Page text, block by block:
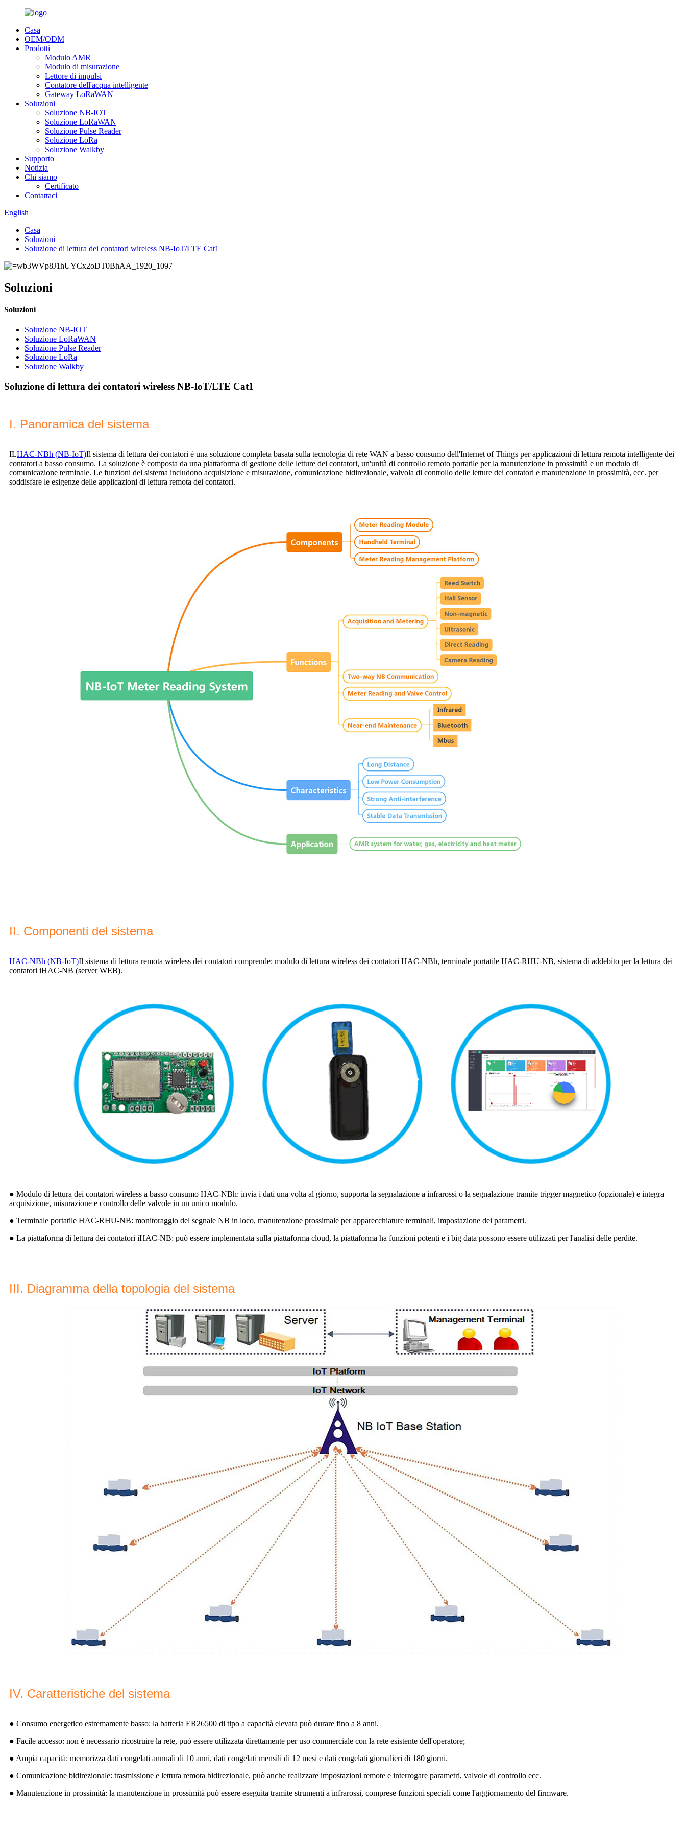
Casa
OEM/ODM
Prodotti
Modulo AMR
Modulo di misurazione
Lettore di impulsi
Contatore dell'acqua intelligente
Gateway LoRaWAN
Soluzioni
Soluzione NB-IOT
Soluzione LoRaWAN
Soluzione Pulse Reader
Soluzione LoRa
Soluzione Walkby
Supporto
Notizia
Chi siamo
Certificato
Contattaci
English
Casa
Soluzioni
Soluzione di lettura dei contatori wireless NB-IoT/LTE Cat1
Soluzioni
Soluzioni
Soluzione NB-IOT
Soluzione LoRaWAN
Soluzione Pulse Reader
Soluzione LoRa
Soluzione Walkby
Soluzione di lettura dei contatori wireless NB-IoT/LTE Cat1
I. Panoramica del sistema
ILHAC-NBh (NB-IoT)Il sistema di lettura dei contatori è una soluzione completa basata sulla tecnologia di rete WAN a basso consumo dell'Internet of Things per applicazioni di lettura remota intelligente dei
contatori a basso consumo. La soluzione è composta da una piattaforma di gestione delle letture dei contatori, un'unità di controllo remoto portatile per la manutenzione in prossimità e un modulo di
comunicazione terminale. Le funzioni del sistema includono acquisizione e misurazione, comunicazione bidirezionale, valvola di controllo delle letture dei contatori e manutenzione in prossimità, ecc. per
soddisfare le esigenze delle applicazioni di lettura remota dei contatori.
II. Componenti del sistema
HAC-NBh (NB-IoT)Il sistema di lettura remota wireless dei contatori comprende: modulo di lettura wireless dei contatori HAC-NBh, terminale portatile HAC-RHU-NB, sistema di addebito per la lettura dei
contatori iHAC-NB (server WEB).
● Modulo di lettura dei contatori wireless a basso consumo HAC-NBh: invia i dati una volta al giorno, supporta la segnalazione a infrarossi o la segnalazione tramite trigger magnetico (opzionale) e integra
acquisizione, misurazione e controllo delle valvole in un unico modulo.
● Terminale portatile HAC-RHU-NB: monitoraggio del segnale NB in ​​loco, manutenzione prossimale per apparecchiature terminali, impostazione dei parametri.
● La piattaforma di lettura dei contatori iHAC-NB: può essere implementata sulla piattaforma cloud, la piattaforma ha funzioni potenti e i big data possono essere utilizzati per l'analisi delle perdite.
III. Diagramma della topologia del sistema
IV. Caratteristiche del sistema
● Consumo energetico estremamente basso: la batteria ER26500 di tipo a capacità elevata può durare fino a 8 anni.
● Facile accesso: non è necessario ricostruire la rete, può essere utilizzata direttamente per uso commerciale con la rete esistente dell'operatore;
● Ampia capacità: memorizza dati congelati annuali di 10 anni, dati congelati mensili di 12 mesi e dati congelati giornalieri di 180 giorni.
● Comunicazione bidirezionale: trasmissione e lettura remota bidirezionale, può anche realizzare impostazioni remote e interrogare parametri, valvole di controllo ecc.
● Manutenzione in prossimità: la manutenzione in prossimità può essere eseguita tramite strumenti a infrarossi, comprese funzioni speciali come l'aggiornamento del firmware.